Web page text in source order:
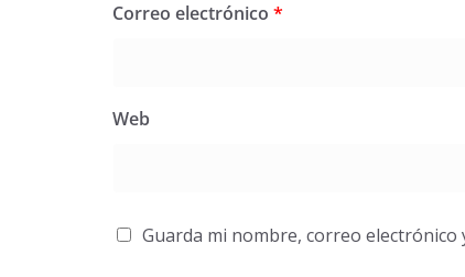
Correo electrónico *
Web
Guarda mi nombre, correo electrónico